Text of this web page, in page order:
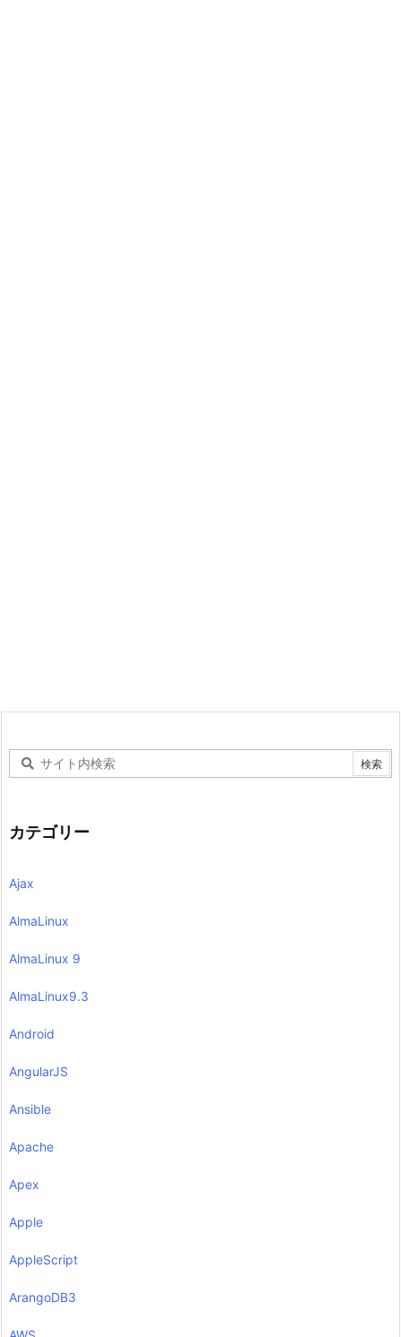
カテゴリー
Ajax
AlmaLinux
AlmaLinux 9
AlmaLinux9.3
Android
AngularJS
Ansible
Apache
Apex
Apple
AppleScript
ArangoDB3